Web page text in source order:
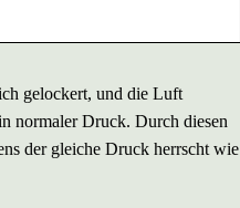
gelockert, und die Luft
normaler Druck. Durch diesen
der gleiche Druck herrscht wie